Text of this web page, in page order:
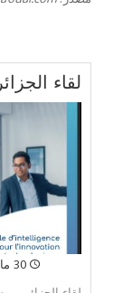
لقاء
30 مايو 2024